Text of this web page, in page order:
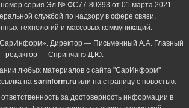
номер серия Эл № ФС77-80393 от 01 марта 2021
службой по надзору в сфере связи,
технологий и массовых коммуникаций.
Директор — Письменный А.А. Главный
редактор — Спринчанэ Д.Ю.
любых материалов с сайта "СарИнформ"
на sarinform.ru или на страницу с новостью.
за достоверность информации в